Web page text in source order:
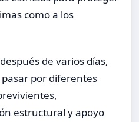
como a los
de varios días,
por diferentes
estructural y apoyo